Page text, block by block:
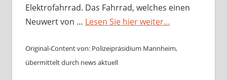
Elektrofahrrad. Das Fahrrad, welches einen
Neuwert von … Lesen Sie hier weiter…
Original-Content von: Polizeipräsidium Mannheim,
übermittelt durch news aktuell